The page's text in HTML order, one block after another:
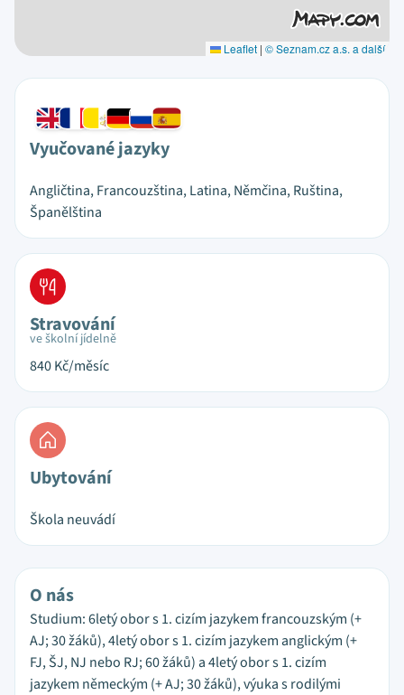
Leaflet | © Seznam.cz a.s. a další
Vyučované jazyky
Angličtina, Francouzština, Latina, Němčina, Ruština,
Španělština
Stravování
ve školní jídelně
840Kč/měsíc
Ubytování
Škola neuvádí
O nás
Studium: 6letý obor s 1. cizím jazykem francouzským (+
AJ; 30 žáků), 4letý obor s 1. cizím jazykem anglickým (+
FJ, ŠJ, NJ nebo RJ; 60 žáků) a 4letý obor s 1. cizím
jazykem německým (+ AJ; 30 žáků), výuka s rodilými